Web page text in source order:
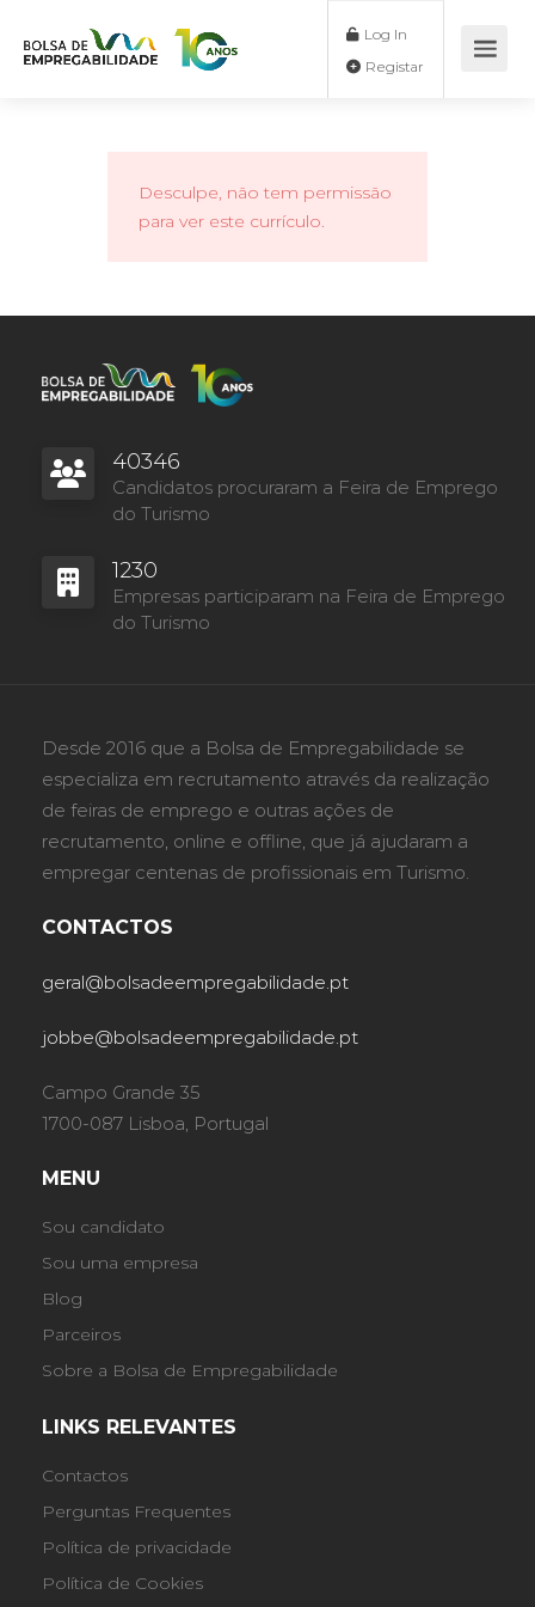
Log In
Desculpe, não tem permissão
para ver este currículo.
40346
Candidatos procuraram a Feira de Emprego
do Turismo
1230
Empresas participaram na Feira de Emprego
do Turismo
Desde 2016 que a Bolsa de Empregabilidade se
especializa em recrutamento através da realização
de feiras de emprego e outras ações de
recrutamento, online e offline, que já ajudaram a
empregar centenas de profissionais em Turismo.
CONTACTOS
geral@bolsadeempregabilidade.pt
jobbe@bolsadeempregabilidade.pt
Campo Grande 35
1700-087 Lisboa, Portugal
MENU
Sou candidato
Sou uma empresa
Blog
Parceiros
Sobre a Bolsa de Empregabilidade
LINKS RELEVANTES
Contactos
Perguntas Frequentes
Política de privacidade
Política de Cookies